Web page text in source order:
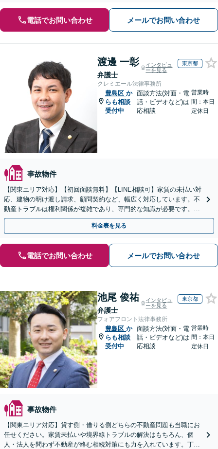
電話でお問い合わせ メールでお問い合わせ
渡邊 一彰
弁護士
インタビュ
ーを見る
東京都
クレミエール法律事務所
豊島区 か
らも相談
受付中
面談方法(対面・電
話・ビデオなど)は
応相談
営業時
間：本日
定休日
事故物件
【関東エリア対応】【初回面談無料】【LINE相談可】家賃の未払い対
応、建物の明け渡し請求、顧問契約など、幅広く対応しています。不
動産トラブルは権利関係が複雑であり、専門的な知識が必要です。ぜ
ひ弁護士にご相談ください。【休日・夜間面談可】
料金表を見る
電話でお問い合わせ メールでお問い合わせ
池尾 俊祐
弁護士
インタビュ
ーを見る
東京都
フォアフロント法律事務所
豊島区 か
らも相談
受付中
面談方法(対面・電
話・ビデオなど)は
応相談
営業時
間：本日
定休日
事故物件
【関東エリア対応】貸す側・借りる側どちらの不動産問題も当職にお
任せください。家賃未払いや境界線トラブルの解決はもちろん、個
人・法人を問わず不動産が絡む相続対策にも力を入れています。丁寧